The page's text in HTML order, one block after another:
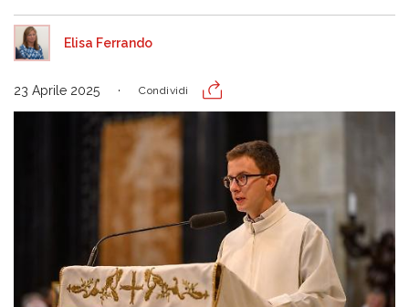
Elisa Ferrando
23 Aprile 2025 Condividi